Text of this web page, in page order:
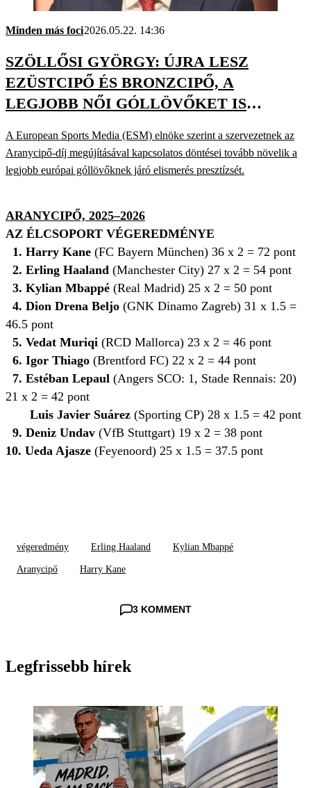
Minden más foci2026.05.22. 14:36
SZÖLLŐSI GYÖRGY: ÚJRA LESZ
EZÜSTCIPŐ ÉS BRONZCIPŐ, A
LEGJOBB NŐI GÓLLÖVŐKET IS
A European Sports Media (ESM) elnöke szerint a szervezetnek az
Aranycipő-díj megújításával kapcsolatos döntései tovább növelik a
legjobb európai góllövőknek járó elismerés presztízsét.
ARANYCIPŐ, 2025–2026
AZ ÉLCSOPORT VÉGEREDMÉNYE
1. Harry Kane (FC Bayern München) 36 x 2 = 72 pont
2. Erling Haaland (Manchester City) 27 x 2 = 54 pont
3. Kylian Mbappé (Real Madrid) 25 x 2 = 50 pont
4. Dion Drena Beljo (GNK Dinamo Zagreb) 31 x 1.5 =
46.5 pont
5. Vedat Muriqi (RCD Mallorca) 23 x 2 = 46 pont
6. Igor Thiago (Brentford FC) 22 x 2 = 44 pont
7. Estéban Lepaul (Angers SCO: 1, Stade Rennais: 20)
21 x 2 = 42 pont
Luis Javier Suárez (Sporting CP) 28 x 1.5 = 42 pont
9. Deniz Undav (VfB Stuttgart) 19 x 2 = 38 pont
10. Ueda Ajasze (Feyenoord) 25 x 1.5 = 37.5 pont
végeredmény Erling Haaland Kylian Mbappé
Aranycipő Harry Kane
3 KOMMENT
Legfrissebb hírek